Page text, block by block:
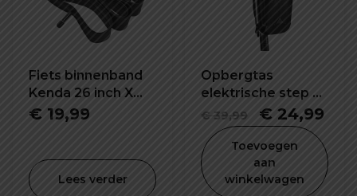
Fiets binnenband
Kenda 26 inch X
4.0 K1188
€ 19,99
Lees verder
Opbergtas
elektrische step 5L
waterdicht en
schokbestendig
€39,99
was:
€ 39,99.
€ 24,99
is:
€
Toevoegen
aan
winkelwagen